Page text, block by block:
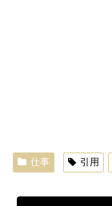
仕事 引用